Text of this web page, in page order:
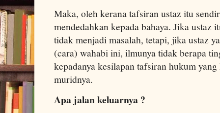
Maka, oleh kerana tafsiran ustaz itu
mendedahkan kepada bahaya. Jika ustaz
tidak menjadi masalah, tetapi, jika ustaz
(cara) wahabi ini, ilmunya tidak berapa
kepadanya kesilapan tafsiran hukum
muridnya.
Apa jalan keluarnya ?